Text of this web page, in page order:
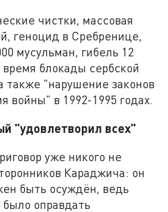
чистки, массовая
геноцид в Сребренице,
мусульман, гибель 12
блокады сербской
также "нарушение законов
войны" в 1992-1995 годах.
"удовлетворил всех"
уже никого не
Караджича: он
быть осуждён, ведь
оправдать